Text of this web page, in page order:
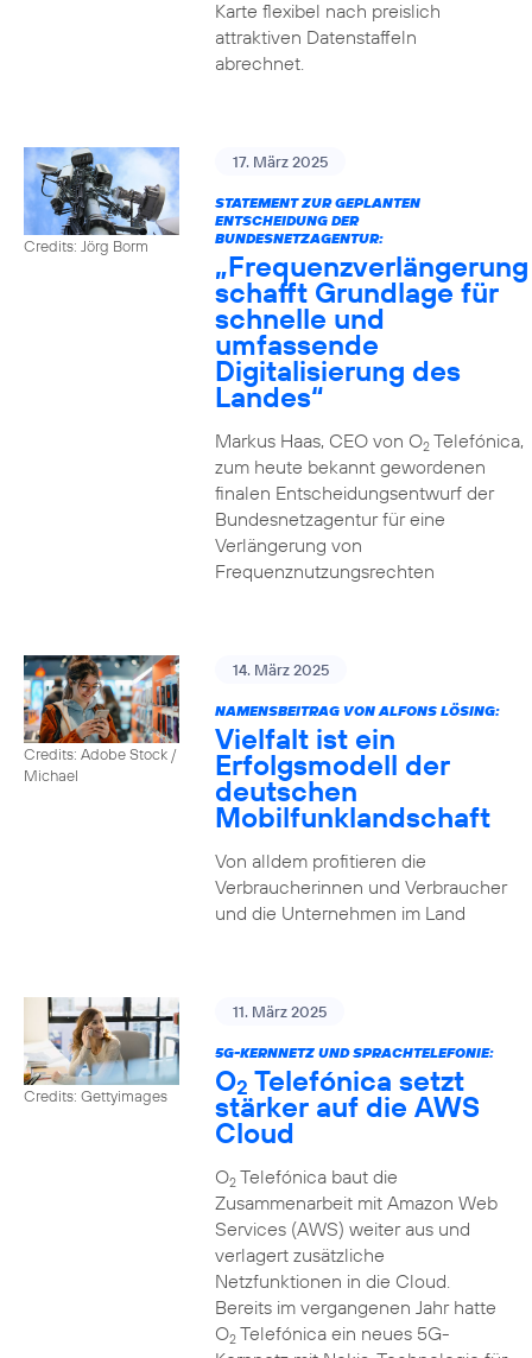
Karte flexibel nach preislich
attraktiven Datenstaffeln
abrechnet.
Credits: Jörg Borm
17. März 2025
STATEMENT ZUR GEPLANTEN
ENTSCHEIDUNG DER
BUNDESNETZAGENTUR:
„Frequenzverlängerung
schafft Grundlage für
schnelle und
umfassende
Digitalisierung des
Landes“
Markus Haas, CEO von O2Telefónica,
zum heute bekannt gewordenen
finalen Entscheidungsentwurf der
Bundesnetzagentur für eine
Verlängerung von
Frequenznutzungsrechten
Credits: Adobe Stock /
Michael
14. März 2025
NAMENSBEITRAG VON ALFONS LÖSING:
Vielfalt ist ein
Erfolgsmodell der
deutschen
Mobilfunklandschaft
Von alldem profitieren die
Verbraucherinnen und Verbraucher
und die Unternehmen im Land
Credits: Gettyimages
11. März 2025
5G-KERNNETZ UND SPRACHTELEFONIE:
O2 Telefónica setzt
stärker auf die AWS
Cloud
O2Telefónica baut die
Zusammenarbeit mit Amazon Web
Services (AWS) weiter aus und
verlagert zusätzliche
Netzfunktionen in die Cloud.
Bereits im vergangenen Jahr hatte
O2Telefónica ein neues 5G-